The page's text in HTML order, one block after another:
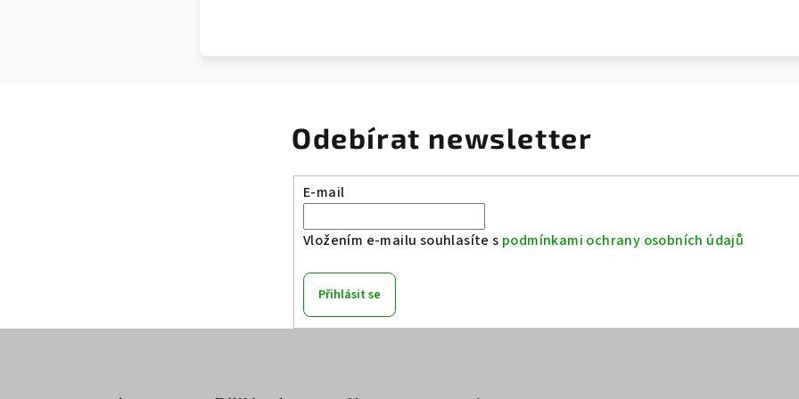
Odebírat newsletter
E-mail
Vložením e-mailu souhlasíte s podmínkami ochrany osobních údajů
Přihlásit se